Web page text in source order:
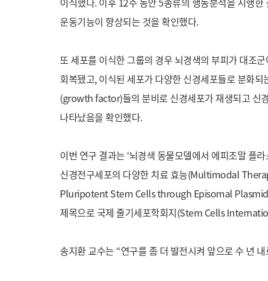
운동기능이 향상되는 것을 확인했다.
또 세포를 이식한 그룹의 경우 뇌경색의 부피가 대조
회복됐고, 이식된 세포가 다양한 신경세포들로 분화
(growth factor)들의 분비로 신경세포가 재생되고 신
나타났음을 확인했다.
이번 연구 결과는 ‘뇌경색 동물모델에서 에피조말 플
신경전구세포의 다양한 치료 효능(Multimodal
Pluripotent Stem Cells through Episomal
제목으로 국제 줄기세포학회지(Stem Cells
송지환 교수는 “연구를 좀 더 발전시켜 앞으로 수 년